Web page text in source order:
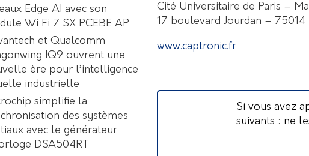
Cité Universitaire de Paris –
17 boulevard Jourdan – 75014
www.captronic.fr
Si vous avez
suivants : ne
Edge AI avec son
Wi Fi 7 SX PCEBE AP
et Qualcomm
IQ9 ouvrent une
ère pour l’intelligence
industrielle
simplifie la
des systèmes
avec le générateur
DSA504RT